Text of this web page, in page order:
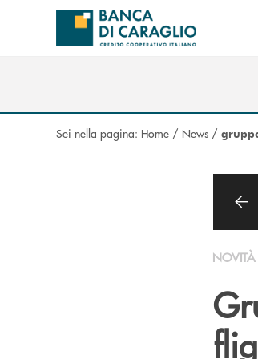
Salta al contenuto principale
Sei nella pagina: Home / News /
NOVITÀ